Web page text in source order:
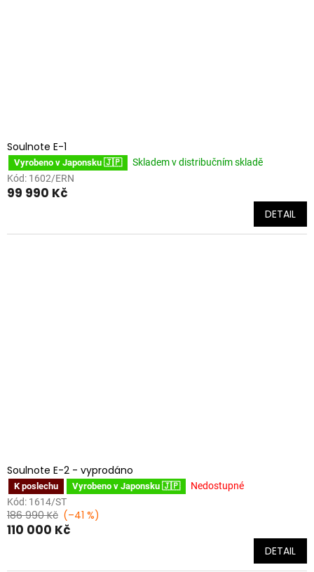
Soulnote E-1
Vyrobeno v Japonsku 🇯🇵
Skladem v distribučním skladě
Kód: 1602/ERN
99 990 Kč
DETAIL
Soulnote E-2 - vyprodáno
K poslechu Vyrobeno v Japonsku 🇯🇵
Nedostupné
Kód: 1614/ST
186 990 Kč (–41 %)
110 000 Kč
DETAIL